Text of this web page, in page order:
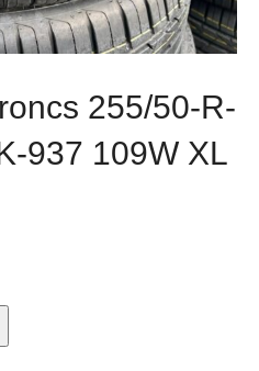
255/50-R-
937 109W XL